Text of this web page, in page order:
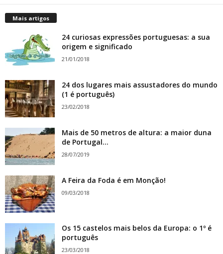
Mais artigos
24 curiosas expressões portuguesas: a sua
origem e significado
21/01/2018
24 dos lugares mais assustadores do mundo
(1 é português)
23/02/2018
Mais de 50 metros de altura: a maior duna
de Portugal...
28/07/2019
A Feira da Foda é em Monção!
09/03/2018
Os 15 castelos mais belos da Europa: o 1º é
português
23/03/2018